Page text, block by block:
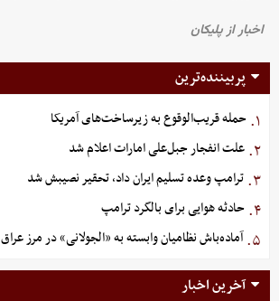
پربیننده‌ترین
۱. حمله قریب‌الوقوع به زیرساخت‌های آمریکا
۲. علت انفجار جبل‌علی امارات اعلام شد
۳. ترامپ وعده تسلیم ایران داد، تحقیر نصیبش شد
۴. حادثه هوایی برای بالگرد ترامپ
۵. آماده‌باش نظامیان وابسته به «الجولانی» در مرز عراق
آخرین اخبار